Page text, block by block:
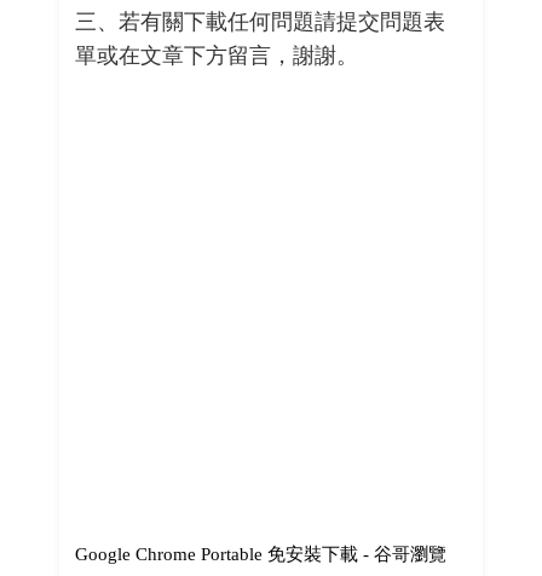
三、若有關下載任何問題請提交問題表
單或在文章下方留言，謝謝。
Google Chrome Portable 免安裝下載 - 谷哥瀏覽